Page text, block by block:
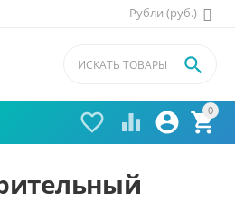
Рубли (руб.)
0


 
